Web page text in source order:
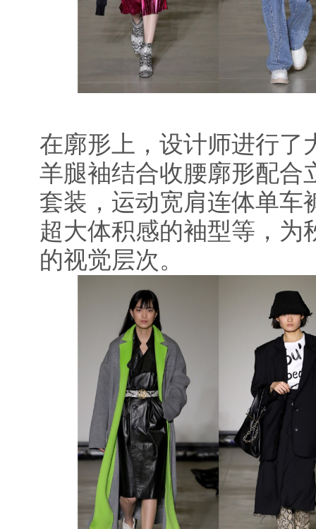
在廓形上，设计师进行了
羊腿袖结合收腰廓形配合
套装，运动宽肩连体单车
超大体积感的袖型等，为
的视觉层次。